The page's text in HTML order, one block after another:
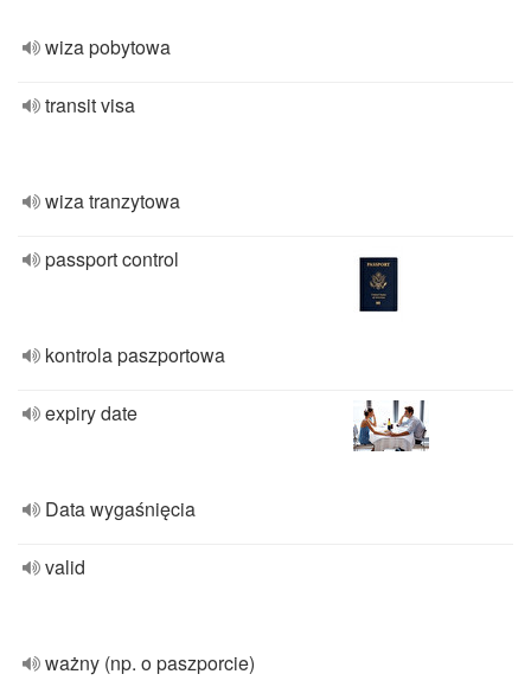
wiza pobytowa
transit visa
wiza tranzytowa
passport control
kontrola paszportowa
expiry date
Data wygaśnięcia
valid
ważny (np. o paszporcie)